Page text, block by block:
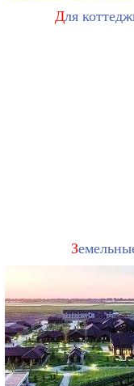
Для
З